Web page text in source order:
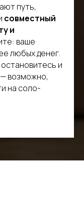
путь,
совместный
и
ваше
любых денег.
и
возможно,
на соло-